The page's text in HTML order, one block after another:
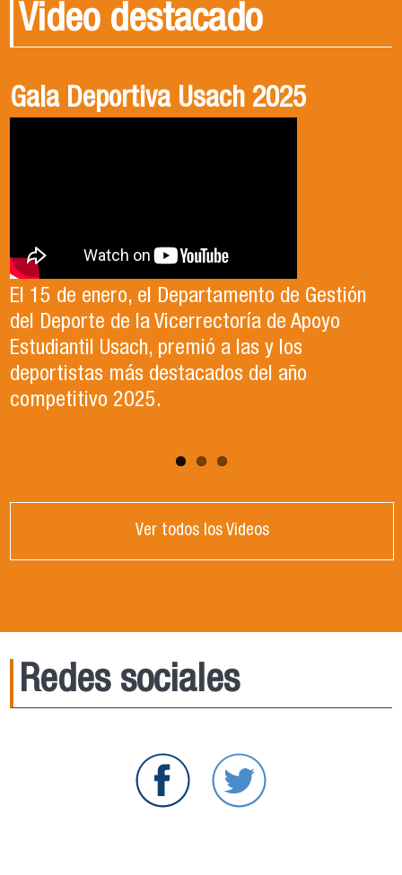
Video destacado
Gala Deportiva Usach 2025
El 15 de enero, el Departamento de Gestión
del Deporte de la Vicerrectoría de Apoyo
Estudiantil Usach, premió a las y los
deportistas más destacados del año
competitivo 2025.
Usach en el Territorio, capítulo 2
En este segundo capítulo conoceremos el
Proyecto Ludo Inclusión, liderado por el
profesor Claudio Farías y estudiantes de
Pedagogía en Educación Física de la Facultad
de Ciencias Médicas de la Uni
Candidatura Director de Escuela
Te invitamos a revisar el video de nuestro
candidato , el Dr. Celso Sanchez para el cargo
de Director de Escuela período 2025-2026.
Ver todos los Videos
Redes sociales